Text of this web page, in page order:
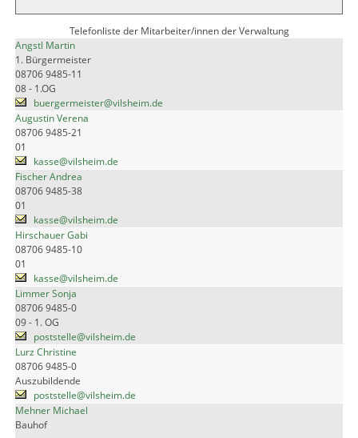
Telefonliste der Mitarbeiter/innen der Verwaltung
Angstl Martin
1. Bürgermeister
08706 9485-11
08 - 1.OG
buergermeister@vilsheim.de
Augustin Verena
08706 9485-21
01
kasse@vilsheim.de
Fischer Andrea
08706 9485-38
01
kasse@vilsheim.de
Hirschauer Gabi
08706 9485-10
01
kasse@vilsheim.de
Limmer Sonja
08706 9485-0
09 - 1. OG
poststelle@vilsheim.de
Lurz Christine
08706 9485-0
Auszubildende
poststelle@vilsheim.de
Mehner Michael
Bauhof